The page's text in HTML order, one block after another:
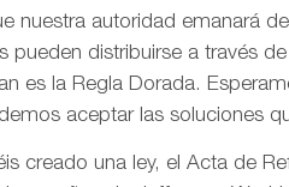
nuestra autoridad emanará
pueden distribuirse a través
es la Regla Dorada.
aceptar las soluciones
creado una ley, el Acta de